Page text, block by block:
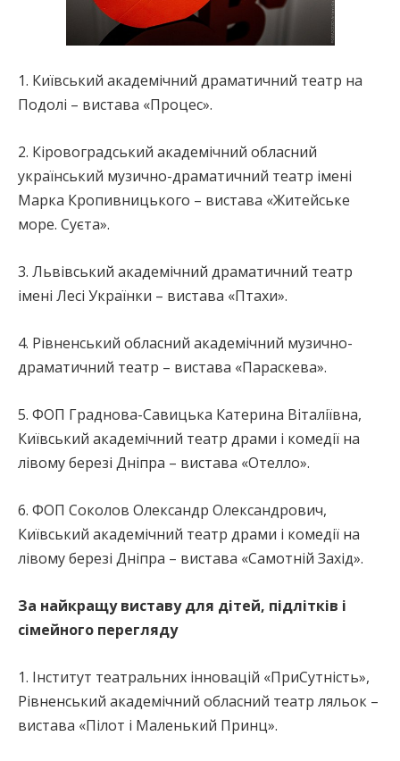
1. Київський академічний драматичний театр на
Подолі – вистава «Процес».
2. Кіровоградський академічний обласний
український музично-драматичний театр імені
Марка Кропивницького – вистава «Житейське
море. Суєта».
3. Львівський академічний драматичний театр
імені Лесі Українки – вистава «Птахи».
4. Рівненський обласний академічний музично-
драматичний театр – вистава «Параскева».
5. ФОП Граднова-Савицька Катерина Віталіївна,
Київський академічний театр драми і комедії на
лівому березі Дніпра – вистава «Отелло».
6. ФОП Соколов Олександр Олександрович,
Київський академічний театр драми і комедії на
лівому березі Дніпра – вистава «Самотній Захід».
За найкращу виставу для дітей, підлітків і
сімейного перегляду
1. Інститут театральних інновацій «ПриСутність»,
Рівненський академічний обласний театр ляльок –
вистава «Пілот і Маленький Принц».